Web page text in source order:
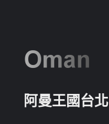
阿曼王國台